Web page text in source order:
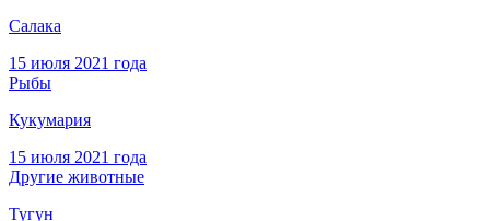
Салака
15 июля 2021 года
Рыбы
Кукумария
15 июля 2021 года
Другие животные
Тугун